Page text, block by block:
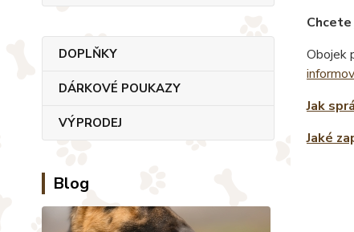
DOPLŇKY
DÁRKOVÉ POUKAZY
VÝPRODEJ
Blog
Chcete
Obojek
Jak
Jaké